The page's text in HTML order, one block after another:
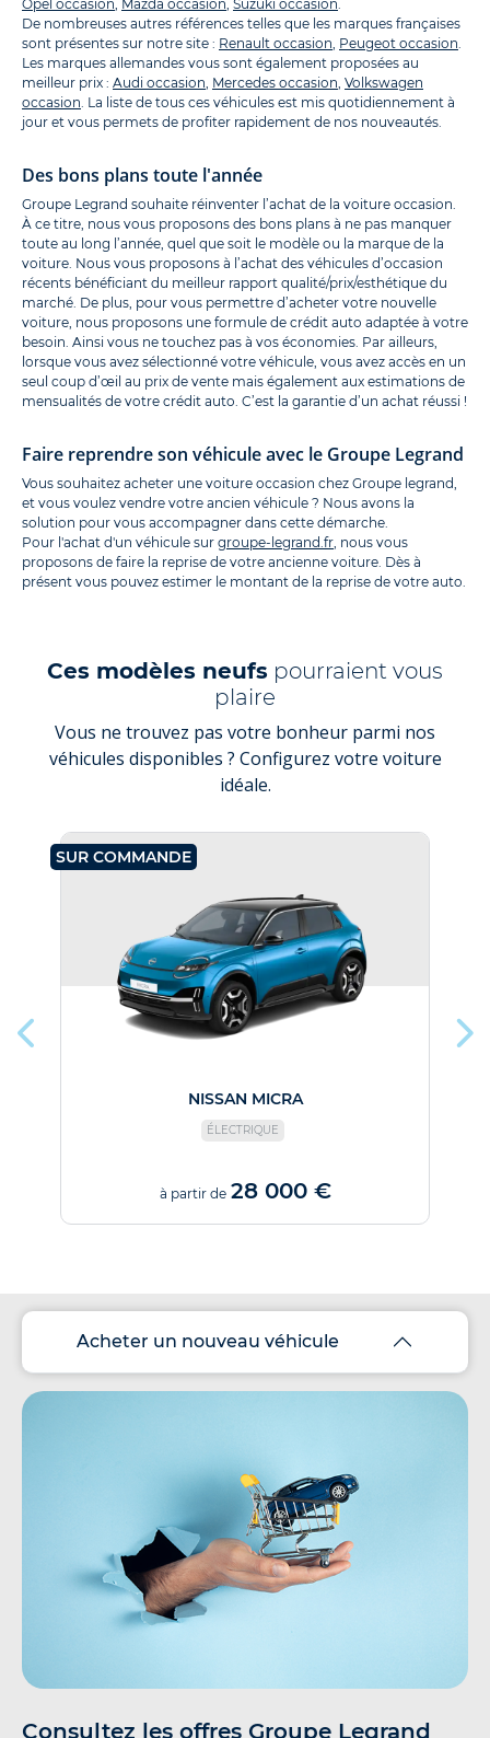
Opel occasion, Mazda occasion, Suzuki occasion.
De nombreuses autres références telles que les marques françaises
sont présentes sur notre site : Renault occasion, Peugeot occasion.
Les marques allemandes vous sont également proposées au
meilleur prix : Audi occasion, Mercedes occasion, Volkswagen
occasion. La liste de tous ces véhicules est mis quotidiennement à
jour et vous permets de profiter rapidement de nos nouveautés.
Des bons plans toute l'année
Groupe Legrand souhaite réinventer l’achat de la voiture occasion.
À ce titre, nous vous proposons des bons plans à ne pas manquer
toute au long l’année, quel que soit le modèle ou la marque de la
voiture. Nous vous proposons à l’achat des véhicules d’occasion
récents bénéficiant du meilleur rapport qualité/prix/esthétique du
marché. De plus, pour vous permettre d’acheter votre nouvelle
voiture, nous proposons une formule de crédit auto adaptée à votre
besoin. Ainsi vous ne touchez pas à vos économies. Par ailleurs,
lorsque vous avez sélectionné votre véhicule, vous avez accès en un
seul coup d’œil au prix de vente mais également aux estimations de
mensualités de votre crédit auto. C’est la garantie d’un achat réussi !
Faire reprendre son véhicule avec le Groupe Legrand
Vous souhaitez acheter une voiture occasion chez Groupe legrand,
et vous voulez vendre votre ancien véhicule ? Nous avons la
solution pour vous accompagner dans cette démarche.
Pour l'achat d'un véhicule sur groupe-legrand.fr, nous vous
proposons de faire la reprise de votre ancienne voiture. Dès à
présent vous pouvez estimer le montant de la reprise de votre auto.
Ces modèles neufs pourraient vous
plaire
Vous ne trouvez pas votre bonheur parmi nos
véhicules disponibles ? Configurez votre voiture
idéale.
SUR COMMANDE
NISSAN MICRA
ÉLECTRIQUE
à partir de 28 000 €
Acheter un nouveau véhicule
Consultez les offres Groupe Legrand